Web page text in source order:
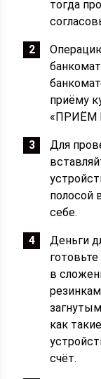
тогда
приёму
«ПРИЁМ
Для
полосой
себе.
Деньги
в
как
счёт.